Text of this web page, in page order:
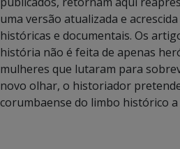
uma versão atualizada e
históricas e documentais. Os
história não é feita de apenas
mulheres que lutaram para
novo olhar, o historiador
corumbaense do limbo histórico